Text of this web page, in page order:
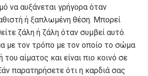
να αυξάνεται γρήγορα όταν
ή ξαπλωμένη θέση. Μπορεί
ζάλη ή ζάλη όταν συμβεί αυτό.
με τον τρόπο με τον οποίο το σώμα
του αίματος και είναι πιο κοινό σε
παρατηρήσετε ότι η καρδιά σας